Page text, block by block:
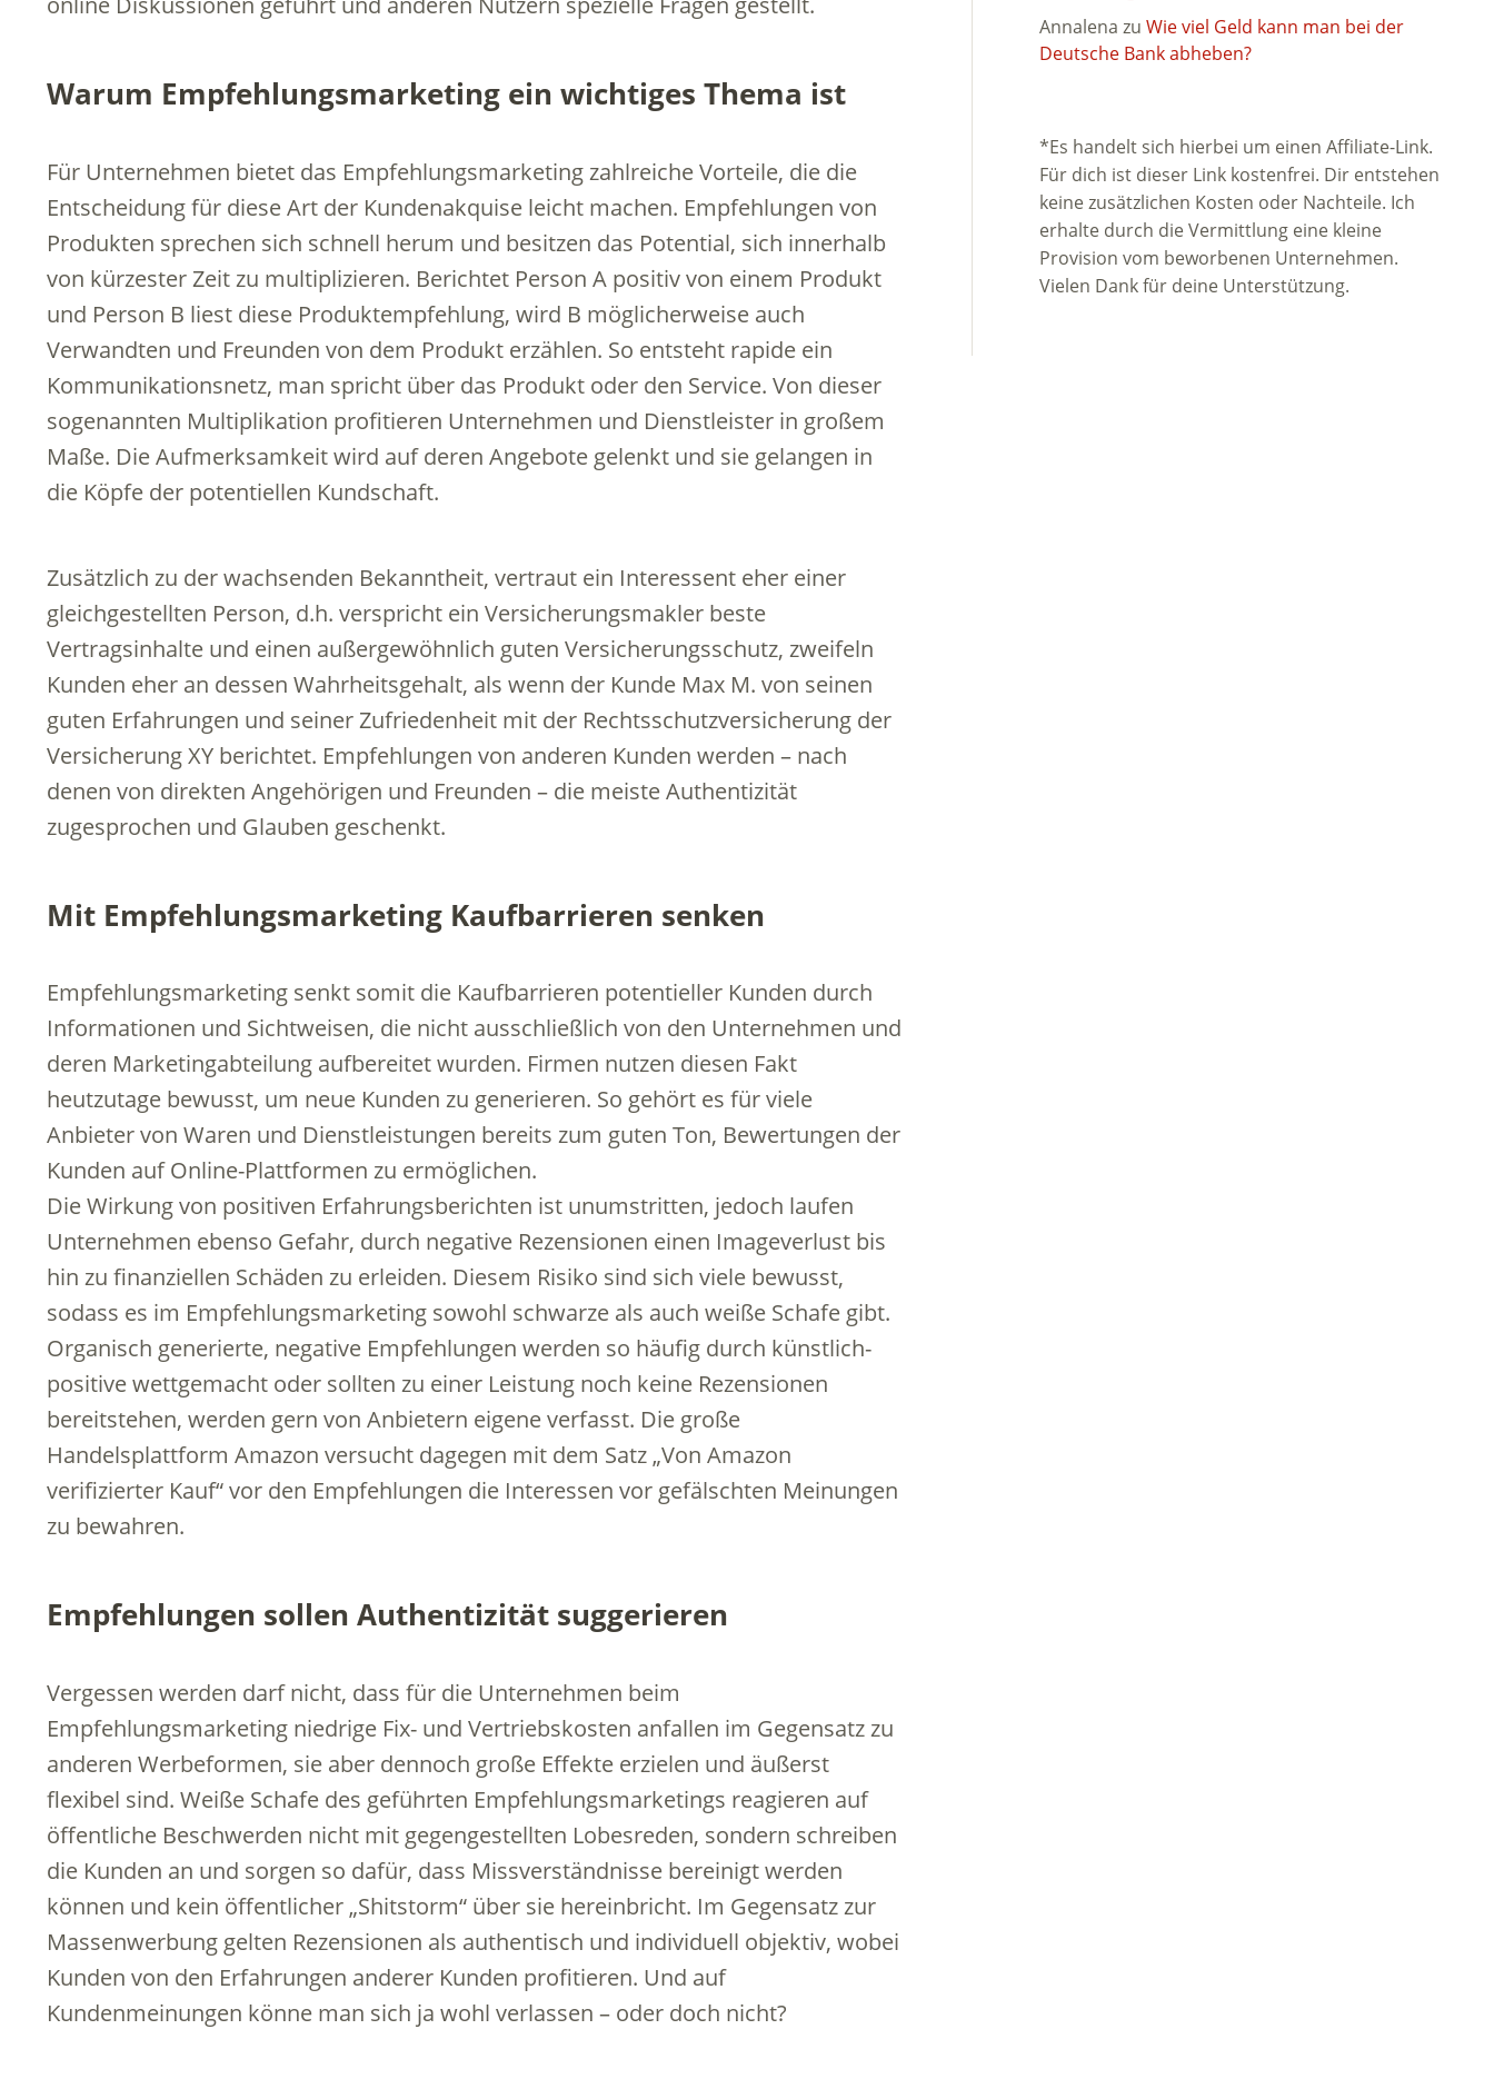
Warum Empfehlungsmarketing ein wichtiges Thema ist
Für Unternehmen bietet das Empfehlungsmarketing zahlreiche Vorteile, die die
Entscheidung für diese Art der Kundenakquise leicht machen. Empfehlungen von
Produkten sprechen sich schnell herum und besitzen das Potential, sich innerhalb
von kürzester Zeit zu multiplizieren. Berichtet Person A positiv von einem Produkt
und Person B liest diese Produktempfehlung, wird B möglicherweise auch
Verwandten und Freunden von dem Produkt erzählen. So entsteht rapide ein
Kommunikationsnetz, man spricht über das Produkt oder den Service. Von dieser
sogenannten Multiplikation profitieren Unternehmen und Dienstleister in großem
Maße. Die Aufmerksamkeit wird auf deren Angebote gelenkt und sie gelangen in
die Köpfe der potentiellen Kundschaft.
Zusätzlich zu der wachsenden Bekanntheit, vertraut ein Interessent eher einer
gleichgestellten Person, d.h. verspricht ein Versicherungsmakler beste
Vertragsinhalte und einen außergewöhnlich guten Versicherungsschutz, zweifeln
Kunden eher an dessen Wahrheitsgehalt, als wenn der Kunde Max M. von seinen
guten Erfahrungen und seiner Zufriedenheit mit der Rechtsschutzversicherung der
Versicherung XY berichtet. Empfehlungen von anderen Kunden werden – nach
denen von direkten Angehörigen und Freunden – die meiste Authentizität
zugesprochen und Glauben geschenkt.
Mit Empfehlungsmarketing Kaufbarrieren senken
Empfehlungsmarketing senkt somit die Kaufbarrieren potentieller Kunden durch
Informationen und Sichtweisen, die nicht ausschließlich von den Unternehmen und
deren Marketingabteilung aufbereitet wurden. Firmen nutzen diesen Fakt
heutzutage bewusst, um neue Kunden zu generieren. So gehört es für viele
Anbieter von Waren und Dienstleistungen bereits zum guten Ton, Bewertungen der
Kunden auf Online-Plattformen zu ermöglichen.
Die Wirkung von positiven Erfahrungsberichten ist unumstritten, jedoch laufen
Unternehmen ebenso Gefahr, durch negative Rezensionen einen Imageverlust bis
hin zu finanziellen Schäden zu erleiden. Diesem Risiko sind sich viele bewusst,
sodass es im Empfehlungsmarketing sowohl schwarze als auch weiße Schafe gibt.
Organisch generierte, negative Empfehlungen werden so häufig durch künstlich-
positive wettgemacht oder sollten zu einer Leistung noch keine Rezensionen
bereitstehen, werden gern von Anbietern eigene verfasst. Die große
Handelsplattform Amazon versucht dagegen mit dem Satz „Von Amazon
verifizierter Kauf“ vor den Empfehlungen die Interessen vor gefälschten Meinungen
zu bewahren.
Empfehlungen sollen Authentizität suggerieren
Vergessen werden darf nicht, dass für die Unternehmen beim
Empfehlungsmarketing niedrige Fix- und Vertriebskosten anfallen im Gegensatz zu
anderen Werbeformen, sie aber dennoch große Effekte erzielen und äußerst
flexibel sind. Weiße Schafe des geführten Empfehlungsmarketings reagieren auf
öffentliche Beschwerden nicht mit gegengestellten Lobesreden, sondern schreiben
die Kunden an und sorgen so dafür, dass Missverständnisse bereinigt werden
können und kein öffentlicher „Shitstorm“ über sie hereinbricht. Im Gegensatz zur
Massenwerbung gelten Rezensionen als authentisch und individuell objektiv, wobei
Kunden von den Erfahrungen anderer Kunden profitieren. Und auf
Kundenmeinungen könne man sich ja wohl verlassen – oder doch nicht?
Annalena zu Wie viel Geld kann man bei der
Deutsche Bank abheben?
*Es handelt sich hierbei um einen Affiliate-Link.
Für dich ist dieser Link kostenfrei. Dir entstehen
keine zusätzlichen Kosten oder Nachteile. Ich
erhalte durch die Vermittlung eine kleine
Provision vom beworbenen Unternehmen.
Vielen Dank für deine Unterstützung.